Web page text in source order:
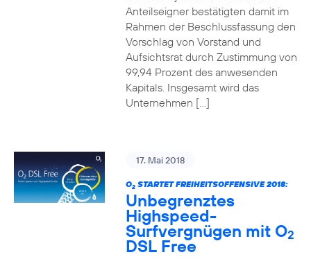
Anteilseigner bestätigten damit im
Rahmen der Beschlussfassung den
Vorschlag von Vorstand und
Aufsichtsrat durch Zustimmung von
99,94 Prozent des anwesenden
Kapitals. Insgesamt wird das
Unternehmen […]
17. Mai 2018
O2STARTET FREIHEITSOFFENSIVE 2018:
Unbegrenztes
Highspeed-
Surfvergnügen mit O2
DSL Free